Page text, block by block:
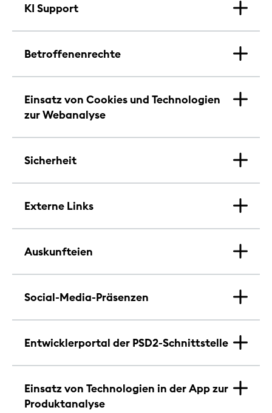
KI Support
Betroffenenrechte
Einsatz von Cookies und Technologien
zur Webanalyse
Sicherheit
Externe Links
Auskunfteien
Social-Media-Präsenzen
Entwicklerportal der PSD2-Schnittstelle
Einsatz von Technologien in der App zur
Produktanalyse